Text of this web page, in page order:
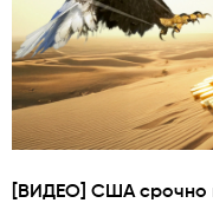
[ВИДЕО] США срочно